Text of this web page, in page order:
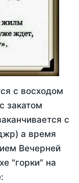
с восходом
закатом
с
а время
Вечерней
"горки" на